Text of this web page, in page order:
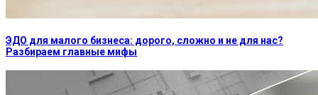
ЭДО для малого бизнеса: дорого, сложно и не для нас?
Разбираем главные мифы